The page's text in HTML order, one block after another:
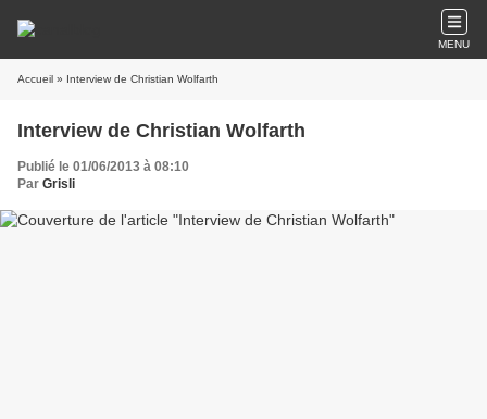
MENU
Accueil » Interview de Christian Wolfarth
Interview de Christian Wolfarth
Publié le 01/06/2013 à 08:10
Par Grisli